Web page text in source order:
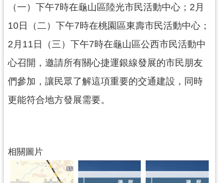
政
箱
桃
園
入
口
網
私
政
（一）下午7時在龜山區陸光市民活動中心；2月
10日（二）下午7時在桃園區東壽市民活動中心；
2月11日（三）下午7時在龜山區公西市民活動中
心召開，邀請所有關心捷運銀線發展的市民朋友
們參加，讓民眾了解這項重要的交通建設，同時
更能符合地方發展需要。
相關圖片